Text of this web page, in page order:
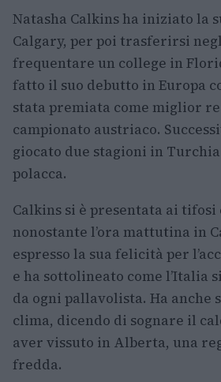
Natasha Calkins ha iniziato la
Calgary, per poi trasferirsi
frequentare un college in
fatto il suo debutto in Europa
stata premiata come miglior
campionato austriaco.
giocato due stagioni in
polacca.
Calkins si è presentata ai tifosi
nonostante l’ora mattutina in
espresso la sua felicità per
e ha sottolineato come l’Italia
da ogni pallavolista. Ha anche
clima, dicendo di sognare il
aver vissuto in Alberta, una
fredda.